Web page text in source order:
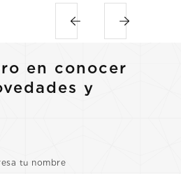
en conocer
y
tu nombre